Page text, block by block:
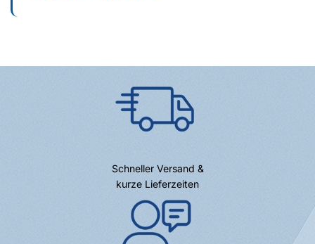
Schneller Versand &
kurze Lieferzeiten